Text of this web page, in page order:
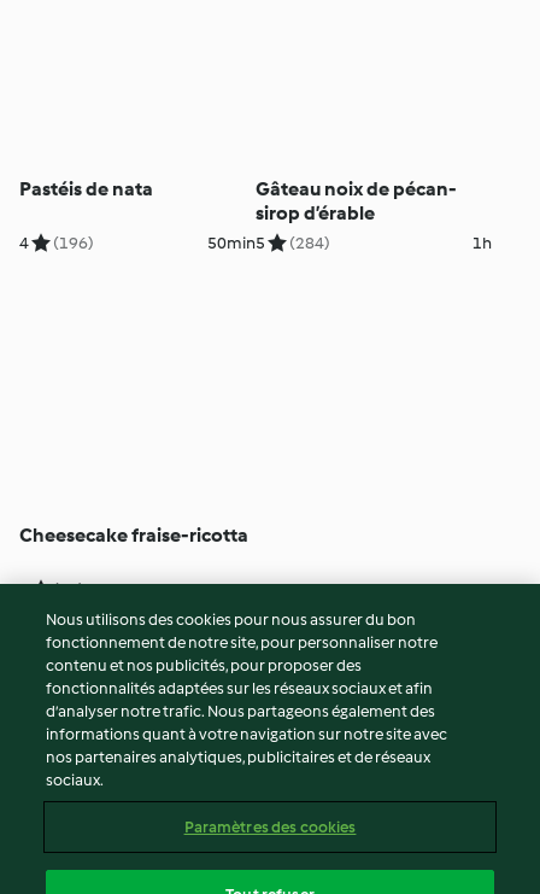
Pastéis de nata
4 (196) 50min
Gâteau noix de pécan-
sirop d’érable
5 (284) 1h
Cheesecake fraise-ricotta
4 (44) 1h
© Copyright 2026
Conditions d'utilisation
Politique de confidentialité
Non-responsabilité
Mentions légales
Contenu du rapport
Nous utilisons des cookies pour nous assurer du bon
fonctionnement de notre site, pour personnaliser notre
contenu et nos publicités, pour proposer des
fonctionnalités adaptées sur les réseaux sociaux et afin
d’analyser notre trafic. Nous partageons également des
informations quant à votre navigation sur notre site avec
nos partenaires analytiques, publicitaires et de réseaux
sociaux.
Paramètres des cookies